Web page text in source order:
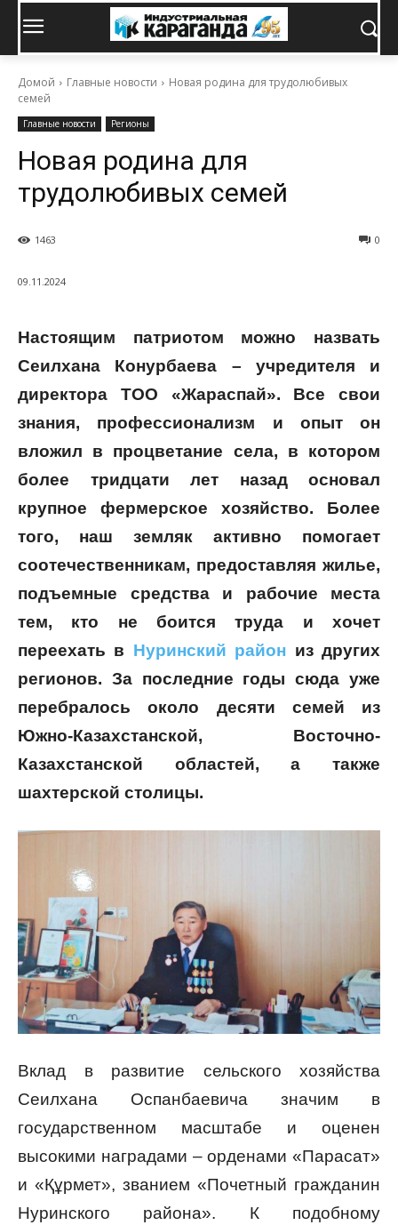
Домой Главные новости
Новая родина для трудолюбивых
семей
Главные новости Регионы
Новая родина для
трудолюбивых семей
0
1463
09.11.2024
Настоящим патриотом можно назвать
Сеилхана Конурбаева – учредителя и
директора ТОО «Жараспай». Все свои
знания, профессионализм и опыт он
вложил в процветание села, в котором
более тридцати лет назад основал
крупное фермерское хозяйство. Более
того, наш земляк активно помогает
соотечественникам, предоставляя жилье,
подъемные средства и рабочие места
тем, кто не боится труда и хочет
переехать в Нуринский район из других
регионов. За последние годы сюда уже
перебралось около десяти семей из
Южно-Казахстанской, Восточно-
Казахстанской областей, а также
шахтерской столицы.
Вклад в развитие сельского хозяйства
Сеилхана Оспанбаевича значим в
государственном масштабе и оценен
высокими наградами – орденами «Парасат»
и «Құрмет», званием «Почетный гражданин
Нуринского района». К подобному